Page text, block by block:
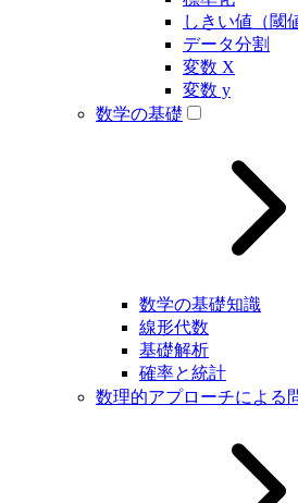
しきい値（閾
データ分割
変数 X
変数 y
数学の基礎
数学の基礎知識
線形代数
基礎解析
確率と統計
数理的アプローチによる